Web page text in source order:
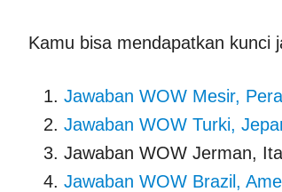
Kamu bisa mendapatkan kunci
Jawaban WOW Mesir,
Jawaban WOW Turki,
Jawaban WOW Jerman,
Jawaban WOW Brazil,